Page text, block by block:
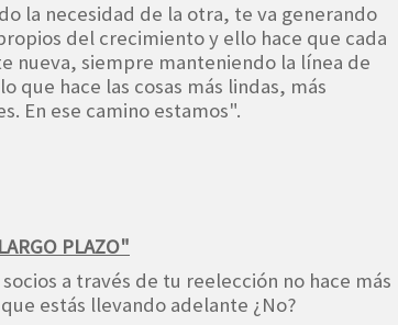
la necesidad de la otra, te va generando
del crecimiento y ello hace que cada
nueva, siempre manteniendo la línea de
que hace las cosas más lindas, más
En ese camino estamos".
PLAZO"
a través de tu reelección no hace más
estás llevando adelante ¿No?